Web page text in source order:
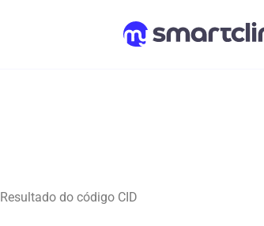
Resultado do código CID